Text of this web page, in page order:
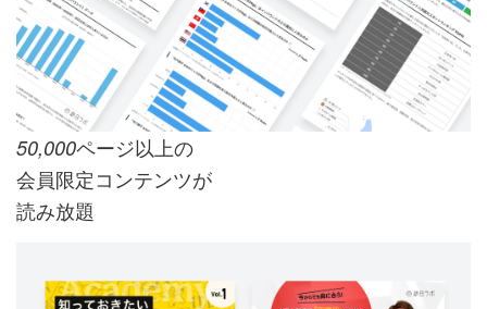
50,000ページ以上の
会員限定コンテンツが
読み放題